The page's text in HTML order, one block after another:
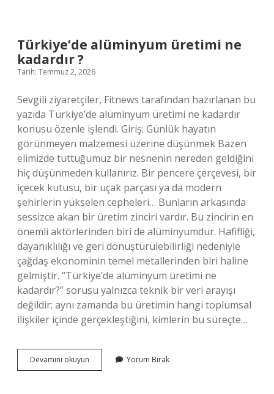
Türkiye’de alüminyum üretimi ne
kadardır ?
Tarih: Temmuz 2, 2026
Sevgili ziyaretçiler, Fitnews tarafından hazırlanan bu
yazıda Türkiye’de alüminyum üretimi ne kadardır
konusu özenle işlendi. Giriş: Günlük hayatın
görünmeyen malzemesi üzerine düşünmek Bazen
elimizde tuttuğumuz bir nesnenin nereden geldiğini
hiç düşünmeden kullanırız. Bir pencere çerçevesi, bir
içecek kutusu, bir uçak parçası ya da modern
şehirlerin yükselen cepheleri… Bunların arkasında
sessizce akan bir üretim zinciri vardır. Bu zincirin en
önemli aktörlerinden biri de alüminyumdur. Hafifliği,
dayanıklılığı ve geri dönüştürülebilirliği nedeniyle
çağdaş ekonominin temel metallerinden biri haline
gelmiştir. “Türkiye’de alüminyum üretimi ne
kadardır?” sorusu yalnızca teknik bir veri arayışı
değildir; aynı zamanda bu üretimin hangi toplumsal
ilişkiler içinde gerçekleştiğini, kimlerin bu süreçte…
Devamını okuyun Türkiye’de
alüminyum
Yorum Bırak